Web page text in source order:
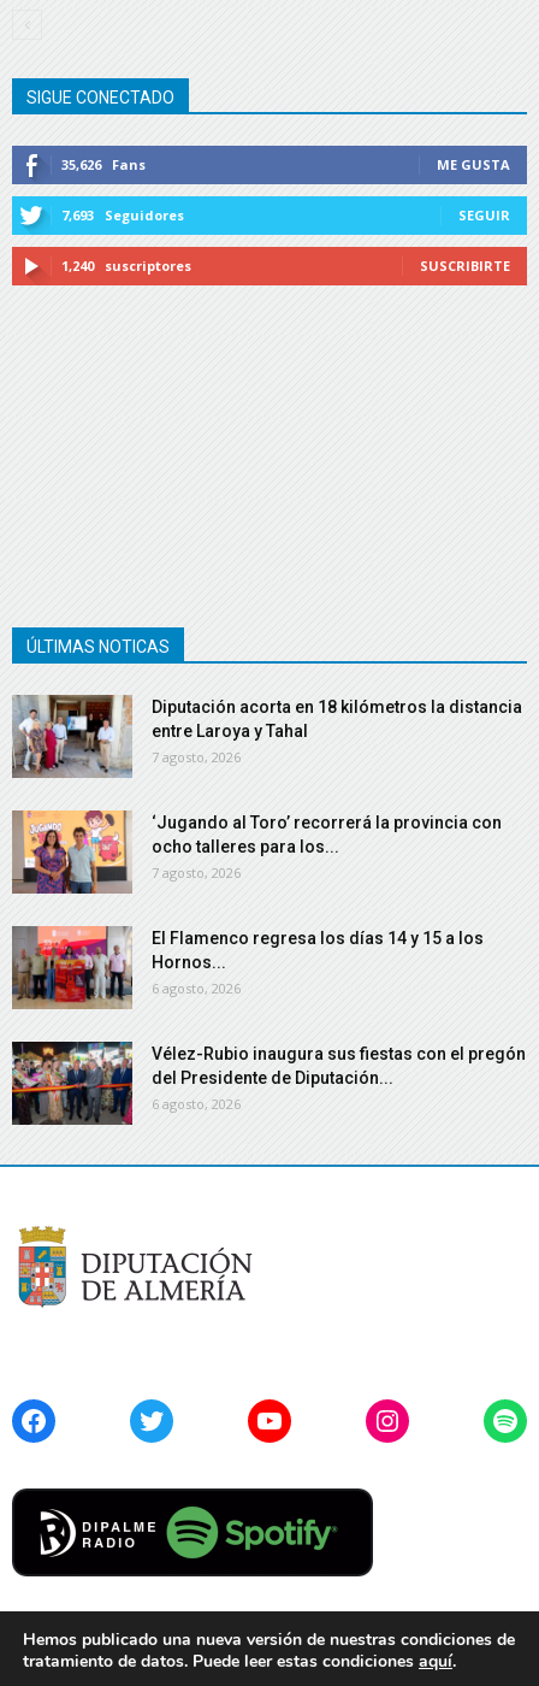
SIGUE CONECTADO
35,626 Fans ME GUSTA
7,693 Seguidores SEGUIR
1,240 suscriptores SUSCRIBIRTE
ÚLTIMAS NOTICAS
Diputación acorta en 18 kilómetros la distancia
entre Laroya y Tahal
7 agosto, 2026
‘Jugando al Toro’ recorrerá la provincia con
ocho talleres para los...
7 agosto, 2026
El Flamenco regresa los días 14 y 15 a los
Hornos...
6 agosto, 2026
Vélez-Rubio inaugura sus fiestas con el pregón
del Presidente de Diputación...
6 agosto, 2026
FacebookTwitter YouTubeInstagram
Cookies
Hemos publicado una nueva versión de nuestras condiciones de
tratamiento de datos. Puede leer estas condiciones aquí.